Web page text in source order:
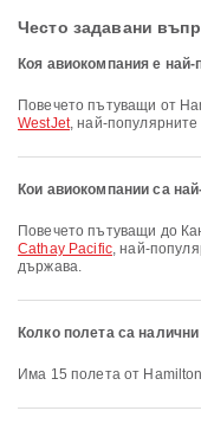
Често задавани
Коя авиокомпания е
Повечето пътуващи от
WestJet, най-популярните
Кои авиокомпании са
Повечето пътуващи до
Cathay Pacific, най-
държава.
Колко полета са
Има 15 полета от